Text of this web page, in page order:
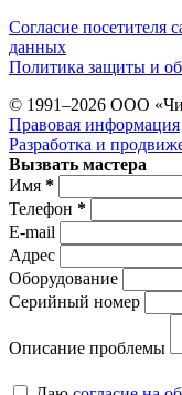
Согласие посетителя
данных
Политика защиты и
© 1991–2026 ООО
Правовая информация
Разработка и
Вызвать мастера
Имя *
Телефон *
E-mail
Адрес
Оборудование
Серийный номер
Описание проблемы